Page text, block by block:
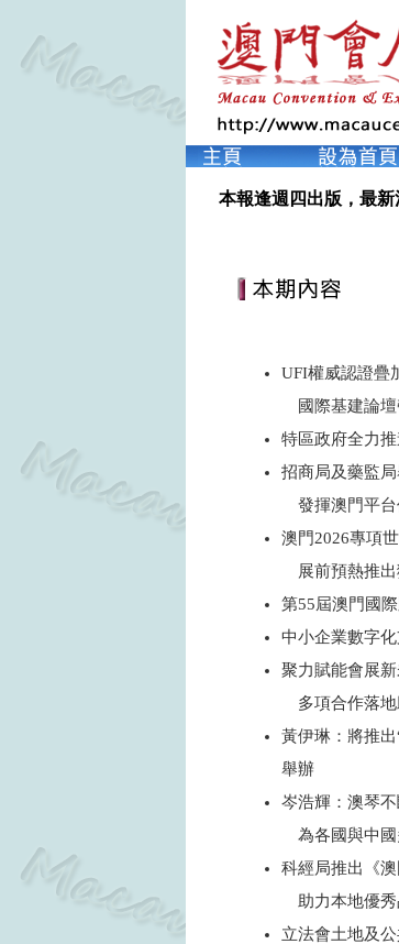
本報逢週四出版，最新
UFI權威認證疊
國際基建論壇
特區政府全力
招商局及藥監
發揮澳門平台
澳門2026專項
展前預熱推出
第55屆澳門國
中小企業數字
聚力賦能會展
多項合作落地
黃伊琳：將推
舉辦
岑浩輝：澳琴
為各國與中國
科經局推出《
助力本地優秀
立法會土地及